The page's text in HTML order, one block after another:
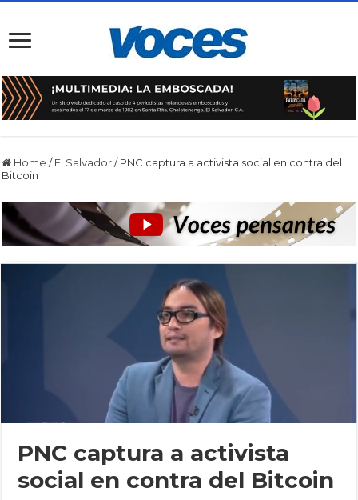
Home / El Salvador / PNC captura a activista social en contra del
Bitcoin
PNC captura a activista
social en contra del Bitcoin